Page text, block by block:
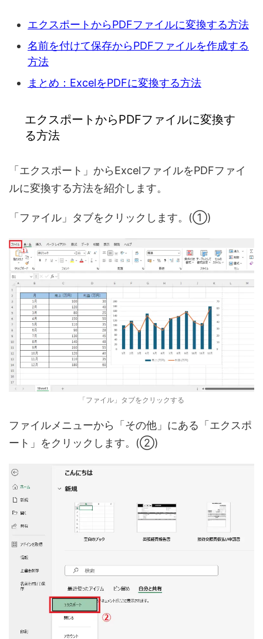
エクスポートからPDFファイルに変換する方法
名前を付けて保存からPDFファイルを作成する
方法
まとめ：ExcelをPDFに変換する方法
エクスポートからPDFファイルに変換す
る方法
「エクスポート」からExcelファイルをPDFファイ
ルに変換する方法を紹介します。
「ファイル」タブをクリックします。(①)
「ファイル」タブをクリックする
ファイルメニューから「その他」にある「エクスポ
ート」をクリックします。(②)